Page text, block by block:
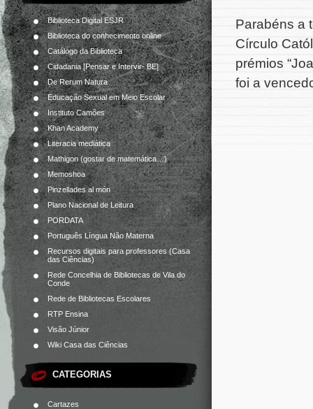
Biblioteca Digital ESJR
Biblioteca do conhecimento online
Catálogo da Biblioteca
Cidadania [Pensar e Intervir- BE]
De Rerum Natura
Educação Sexual em Meio Escolar
Instituto Camões
Khan Academy
Literacia mediática
Mathigon (gostar de matemática…)
Memoshoa
Pinzellades al món
Plano Nacional de Leitura
PORDATA
Português Língua Não Materna
Recursos digitais para professores (Casa
das Ciências)
Rede Concelhia de Bibliotecas de Vila do
Conde
Rede de Bibliotecas Escolares
RTP Ensina
Visão Júnior
Wiki Casa das Ciências
CATEGORIAS
Cartazes
Parabéns a
Círculo
prémios
foi a